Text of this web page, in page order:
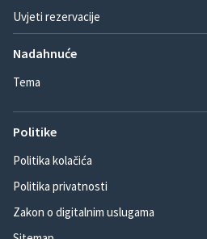
Uvjeti rezervacije
Nadahnuće
Tema
Politike
Politika kolačića
Politika privatnosti
Zakon o digitalnim uslugama